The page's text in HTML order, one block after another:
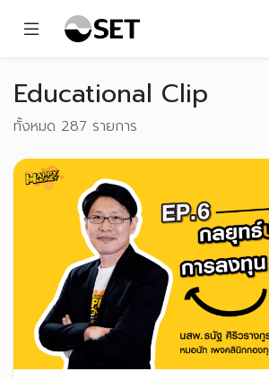
Educational Clip
ทั้งหมด 287 รายการ